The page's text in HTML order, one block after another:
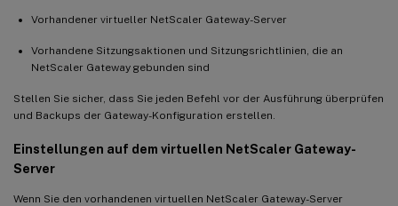
Vorhandener virtueller NetScaler Gateway-Server
Vorhandene Sitzungsaktionen und Sitzungsrichtlinien, die an
NetScaler Gateway gebunden sind
Stellen Sie sicher, dass Sie jeden Befehl vor der Ausführung überprüfen
und Backups der Gateway-Konfiguration erstellen.
Einstellungen auf dem virtuellen NetScaler Gateway-
Server
Wenn Sie den vorhandenen virtuellen NetScaler Gateway-Server